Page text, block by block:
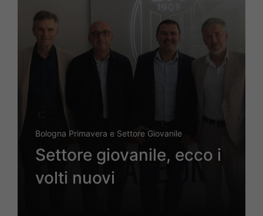
Bologna Primavera e Settore Giovanile
Settore giovanile, ecco i
volti nuovi